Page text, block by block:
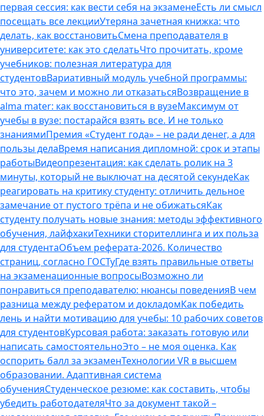
первая сессия: как вести себя на экзаменеЕсть ли смысл
посещать все лекцииУтеряна зачетная книжка: что
делать, как восстановитьСмена преподавателя в
университете: как это сделатьЧто прочитать, кроме
учебников: полезная литература для
студентовВариативный модуль учебной программы:
что это, зачем и можно ли отказатьсяВозвращение в
alma mater: как восстановиться в вузеМаксимум от
учебы в вузе: постарайся взять все. И не только
знаниямиПремия «Студент года» – не ради денег, а для
пользы делаВремя написания дипломной: срок и этапы
работыВидеопрезентация: как сделать ролик на 3
минуты, который не выключат на десятой секундеКак
реагировать на критику студенту: отличить дельное
замечание от пустого трёпа и не обижатьсяКак
студенту получать новые знания: методы эффективного
обучения, лайфхакиТехники сторителлинга и их польза
для студентаОбъем реферата-2026. Количество
страниц, согласно ГОСТуГде взять правильные ответы
на экзаменационные вопросыВозможно ли
понравиться преподавателю: нюансы поведенияВ чем
разница между рефератом и докладомКак победить
лень и найти мотивацию для учебы: 10 рабочих советов
для студентовКурсовая работа: заказать готовую или
написать самостоятельноЭто – не моя оценка. Как
оспорить балл за экзаменТехнологии VR в высшем
образовании. Адаптивная система
обученияСтуденческое резюме: как составить, чтобы
убедить работодателяЧто за документ такой –